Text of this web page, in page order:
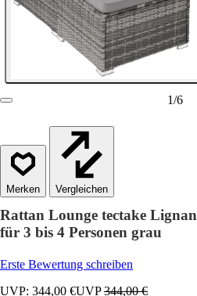
1/6
Vergleichen
Rattan Lounge tectake
für 3 bis 4 Personen grau
Erste Bewertung schreiben
UVP: 344,00 €UVP344,00 €